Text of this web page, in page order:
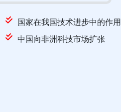
国家在我国技术进步中的作用
中国向非洲科技市场扩张